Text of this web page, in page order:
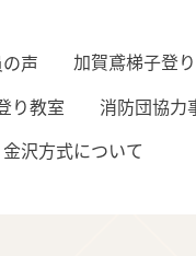
声
加賀鳶梯子登
り教室
消防団協力
金沢方式について